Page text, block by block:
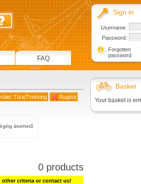
Túra/Trekking
Rugóút:
átvehető
0 products
other criteria or contact us!
Basket
Your basket is
Sign in
Username:
Password:
Forgotten
password
FAQ